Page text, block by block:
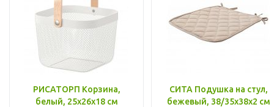
РИСАТОРП Корзина,
белый, 25x26x18 см
СИТА Подушка на стул,
бежевый, 38/35x38x2 см